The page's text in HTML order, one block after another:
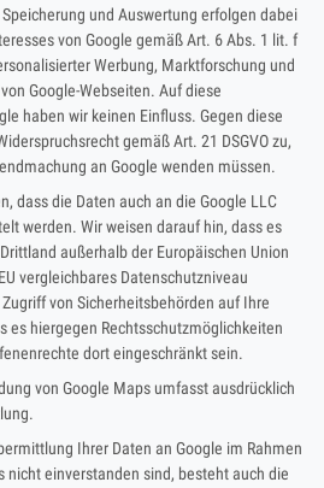
und Auswertung erfolgen dabei
von Google gemäß Art. 6 Abs. 1 lit. f
Werbung, Marktforschung und
Google-Webseiten. Auf diese
haben wir keinen Einfluss. Gegen diese
gemäß Art. 21 DSGVO zu,
an Google wenden müssen.
dass die Daten auch an die Google LLC
werden. Wir weisen darauf hin, dass es
außerhalb der Europäischen Union
vergleichbares Datenschutzniveau
von Sicherheitsbehörden auf Ihre
es hiergegen Rechtsschutzmöglichkeiten
dort eingeschränkt sein.
von Google Maps umfasst ausdrücklich
Ihrer Daten an Google im Rahmen
nicht einverstanden sind, besteht auch die